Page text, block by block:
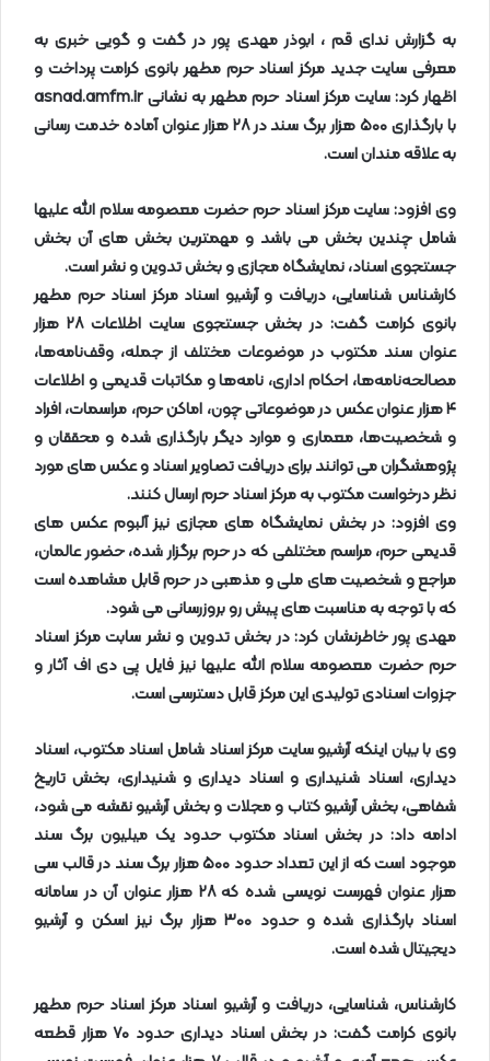
به گزارش ندای قم ، ابوذر مهدی پور در گفت و گویی خبری به
معرفی سایت جدید مرکز اسناد حرم مطهر بانوی کرامت پرداخت و
اظهار کرد: سایت مرکز اسناد حرم مطهر به نشانیasnad.amfm.ir
با بارگذاری۵۰۰هزار برگ سند در۲۸هزار عنوان آماده خدمت رسانی
به علاقه مندان است.
وی افزود: سایت مرکز اسناد حرم حضرت معصومه سلام الله علیها
شامل چندین بخش می باشد و مهمترین بخش های آن بخش
جستجوی اسناد، نمایشگاه مجازی و بخش تدوین و نشر است.
کارشناس شناسایی، دریافت و آرشیو اسناد مرکز اسناد حرم مطهر
بانوی کرامت گفت: در بخش جستجوی سایت اطلاعات۲۸ هزار
عنوان سند مکتوب در موضوعات مختلف از جمله، وقف‌نامه‌ها،
مصالحه‌نامه‌ها، احکام اداری، نامه‌ها و مکاتبات قدیمی و اطلاعات
۴هزار عنوان عکس در موضوعاتی چون، اماکن حرم، مراسمات، افراد
و شخصیت‌ها، معماری و موارد دیگر بارگذاری شده و محققان و
پژوهشگران می توانند برای دریافت تصاویر اسناد و عکس های مورد
نظر درخواست مکتوب به مرکز اسناد حرم ارسال کنند.
وی افزود: در بخش نمایشگاه های مجازی نیز آلبوم عکس های
قدیمی حرم، مراسم مختلفی که در حرم برگزار شده، حضور عالمان،
مراجع و شخصیت های ملی و مذهبی در حرم قابل مشاهده است
که با توجه به مناسبت های پیش رو بروزرسانی می شود.
مهدی پور خاطرنشان کرد: در بخش تدوین و نشر سابت مرکز اسناد
حرم حضرت معصومه سلام الله علیها نیز فایل پی دی اف آثار و
جزوات اسنادی تولیدی این مرکز قابل دسترسی است.
وی با بیان اینکه آرشیو سایت مرکز اسناد شامل اسناد مکتوب، اسناد
دیداری، اسناد شنیداری و اسناد دیداری و شنیداری، بخش تاریخ
شفاهی، بخش آرشیو کتاب و مجلات و بخش آرشیو نقشه می شود،
ادامه داد: در بخش اسناد مکتوب حدود یک میلیون برگ سند
موجود است که از این تعداد حدود ۵۰۰هزار برگ سند در قالب سی
هزار عنوان فهرست نویسی شده که۲۸ هزار عنوان آن در سامانه
اسناد بارگذاری شده و حدود ۳۰۰هزار برگ نیز اسکن و آرشیو
دیجیتال شده است.
کارشناس، شناسایی، دریافت و آرشیو اسناد مرکز اسناد حرم مطهر
بانوی کرامت گفت: در بخش اسناد دیداری حدود ۷۰هزار قطعه